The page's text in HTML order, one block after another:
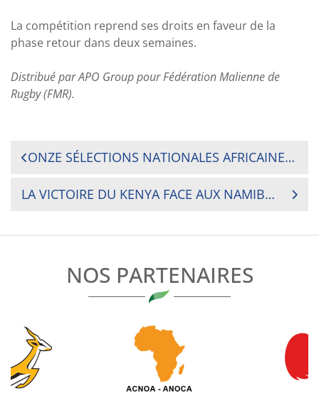
La compétition reprend ses droits en faveur de la
phase retour dans deux semaines.
Distribué par APO Group pour Fédération Malienne de
Rugby (FMR).
NAVIGATION
ONZE SÉLECTIONS NATIONALES AFRICAINES DE MOINS DE 20 ANS S’AFFRONTENT EN TROIS POULES DANS LE TROPHÉE BARTHÉS U20 POUR UNE PLACE AU JUNIOR WORLD TROPHY 2019
LA VICTOIRE DU KENYA FACE AUX NAMIBIENS, INVAINCUS
NOS PARTENAIRES